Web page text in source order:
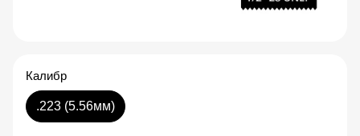
Калибр
.223 (5.56мм)